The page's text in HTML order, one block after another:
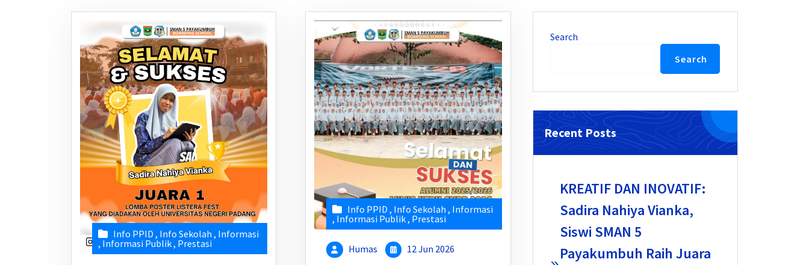
Info PPID , Info Sekolah , Informasi
, Informasi Publik, Prestasi
Info PPID , Info Sekolah , Informasi
, Informasi Publik, Prestasi
Humas 12 Jun 2026
Search
Search
Recent Posts
KREATIF DAN INOVATIF:
Sadira Nahiya Vianka,
Siswi SMAN 5
Payakumbuh Raih Juara